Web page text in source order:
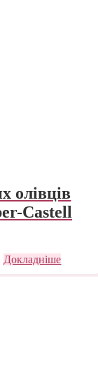
олівців
Castell
Докладніше